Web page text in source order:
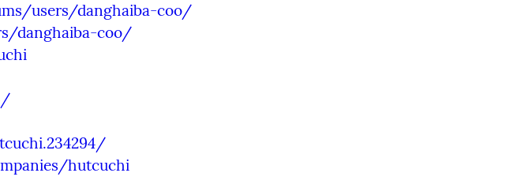
users/danghaiba-coo/
danghaiba-coo/
hutcuchi